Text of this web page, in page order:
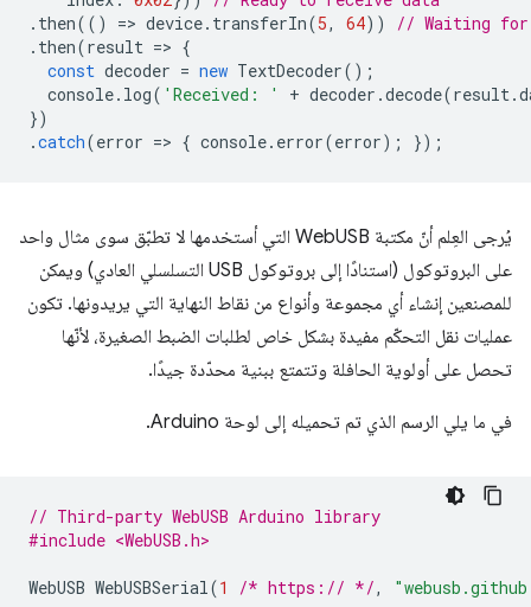
. then(() => device. transferIn(5, 64))
// Waiting for
. then(result => {
const decoder = new TextDecoder();
console. log( 'Received: ' + decoder .decode(result.
})
.catch(error => { console. error(error); });
يُرجى العِلم أنّ مكتبة WebUSB التي أستخدمها لا تطبّق سوى مثال واحد
على البروتوكول (استنادًا إلى بروتوكول USB التسلسلي العادي) ويمكن
للمصنعين إنشاء أي مجموعة وأنواع من نقاط النهاية التي يريدونها. تكون
عمليات نقل التحكّم مفيدة بشكل خاص لطلبات الضبط الصغيرة، لأنّها
تحصل على أولوية الحافلة وتتمتع ببنية محدّدة جيدًا.
في ما يلي الرسم الذي تم تحميله إلى لوحة Arduino.
// Third-party WebUSB Arduino library
#include <WebUSB.h>
WebUSB WebUSBSerial(1 /* https:// */,